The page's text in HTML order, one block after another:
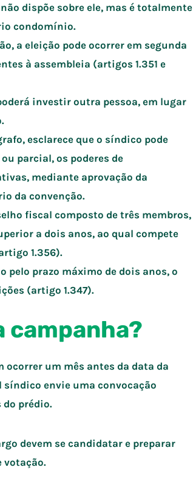
dispõe sobre ele, mas é totalmente
condomínio.
a eleição pode ocorrer em segunda
à assembleia (artigos 1.351 e
investir outra pessoa, em lugar
esclarece que o síndico pode
parcial, os poderes de
mediante aprovação da
da convenção.
fiscal composto de três membros,
a dois anos, ao qual compete
1.356).
prazo máximo de dois anos, o
(artigo 1.347).
campanha?
ocorrer um mês antes da data da
síndico envie uma convocação
do prédio.
devem se candidatar e preparar
votação.